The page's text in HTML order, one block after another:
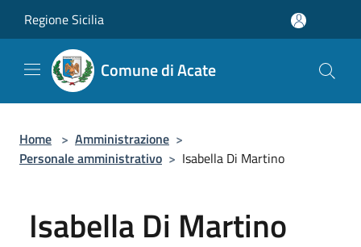
Regione Sicilia
Comune di Acate
Home > Amministrazione >
Personale amministrativo > Isabella Di Martino
Isabella Di Martino